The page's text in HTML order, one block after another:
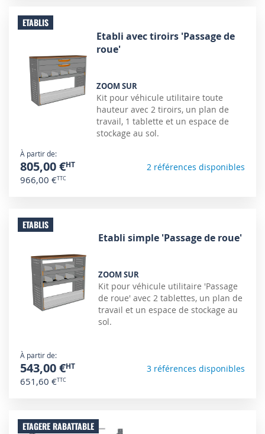
ETABLIS
Etabli avec tiroirs 'Passage de
roue'
ZOOM SUR
Kit pour véhicule utilitaire toute
hauteur avec 2 tiroirs, un plan de
travail, 1 tablette et un espace de
stockage au sol.
À partir de
805,00 €
966,00 €
2 références disponibles
ETABLIS
Etabli simple 'Passage de roue'
ZOOM SUR
Kit pour véhicule utilitaire 'Passage
de roue' avec 2 tablettes, un plan de
travail et un espace de stockage au
sol.
À partir de
543,00 €
651,60 €
3 références disponibles
ETAGERE RABATTABLE